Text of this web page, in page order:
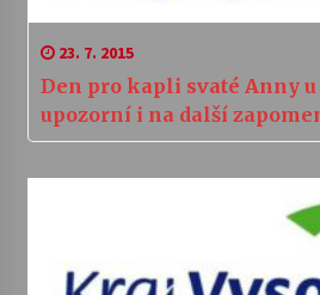
23. 7. 2015
Den pro kapli svaté Anny
upozorní i na další